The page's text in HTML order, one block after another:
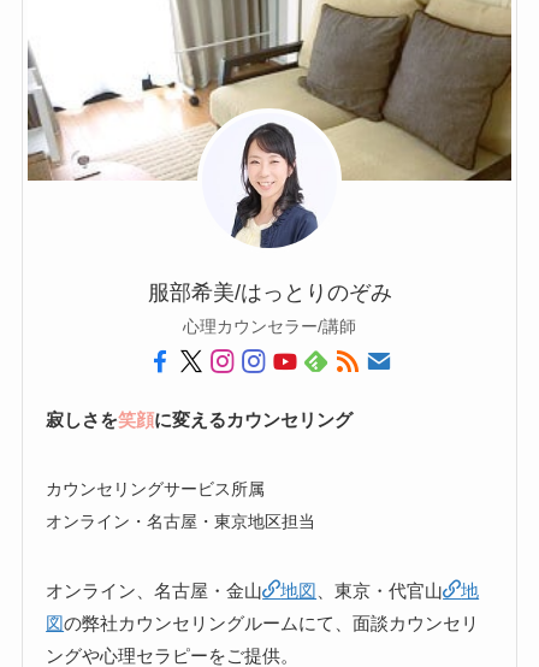
服部希美/はっとりのぞみ
心理カウンセラー/講師
寂しさを笑顔に変えるカウンセリング
カウンセリングサービス所属
オンライン・名古屋・東京地区担当
オンライン、名古屋・金山 地図 、東京・代官山
地
図の弊社カウンセリングルームにて、面談カウンセリ
ングや心理セラピーをご提供。